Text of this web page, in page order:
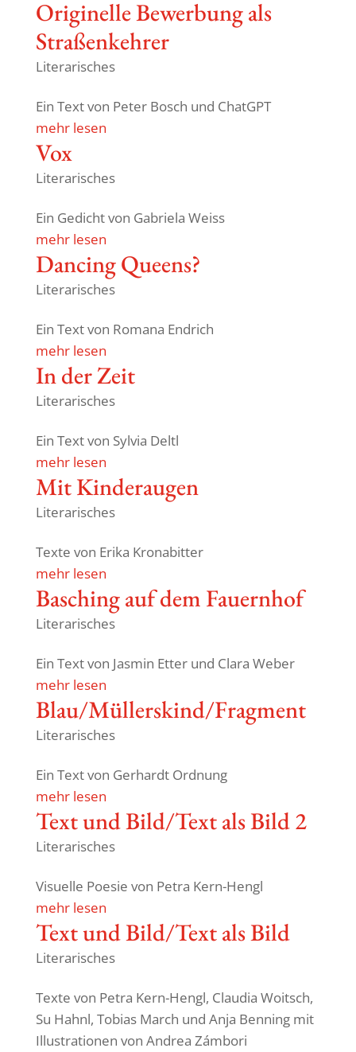
Origi­nelle Bewer­bung als
Straßenkehrer
Literarisches
Ein Text von Peter Bosch und ChatGPT
mehr lesen
Vox
Literarisches
Ein Gedicht von Gabriela Weiss
mehr lesen
Dancing Queens?
Literarisches
Ein Text von Romana Endrich
mehr lesen
In der Zeit
Literarisches
Ein Text von Sylvia Deltl
mehr lesen
Mit Kinder­augen
Literarisches
Texte von Erika Kronabitter
mehr lesen
Basching auf dem Fauernhof
Literarisches
Ein Text von Jasmin Etter und Clara Weber
mehr lesen
Blau/Müllerskind/Fragment
Literarisches
Ein Text von Gerhardt Ordnung
mehr lesen
Text und Bild/Text als Bild 2
Literarisches
Visu­elle Poesie von Petra Kern-Hengl
mehr lesen
Text und Bild/Text als Bild
Literarisches
Texte von Petra Kern-Hengl, Claudia Woitsch,
Su Hahnl, Tobias March und Anja Benning mit
Illus­tra­tionen von Andrea Zámbori